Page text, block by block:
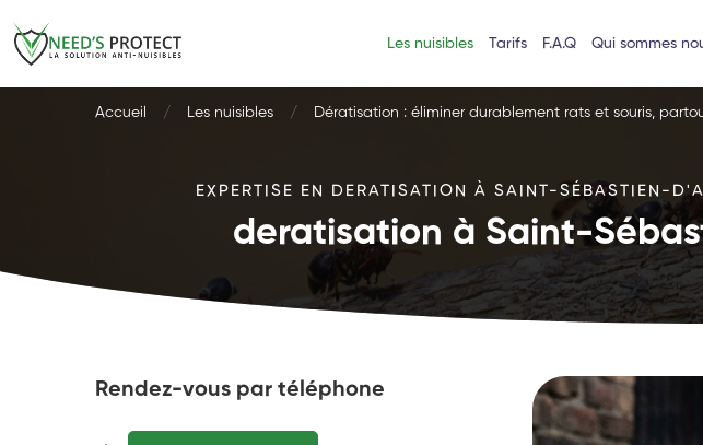
Les nuisibles Tarifs F.A.Q Qui sommes
Accueil Les nuisibles Dératisation : éliminer durablement rats et souris,
EXPERTISE EN DERATISATION À SAINT-SÉBASTIEN-
deratisation à Saint-
Rendez-vous par téléphone